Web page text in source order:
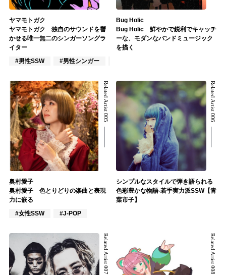
ヤマモトガク
ヤマモトガク 独自のサウンドを響
かせる唯一無二のシンガーソングラ
イター
#男性SSW
#男性シンガー
Bug Holic
Bug Holic 鮮やかで鋭利でキャッチ
ーな、モダンなバンドミュージック
を描く
Related Artist 005
奥村愛子
奥村愛子 色とりどりの楽曲と表現
力に嵌る
#女性SSW
#J-POP
Related Artist 006
シンプルなスタイルで弾き語られる
色彩豊かな物語-若手実力派SSW【青
葉市子】
Related Artist 007 Related Artist 008